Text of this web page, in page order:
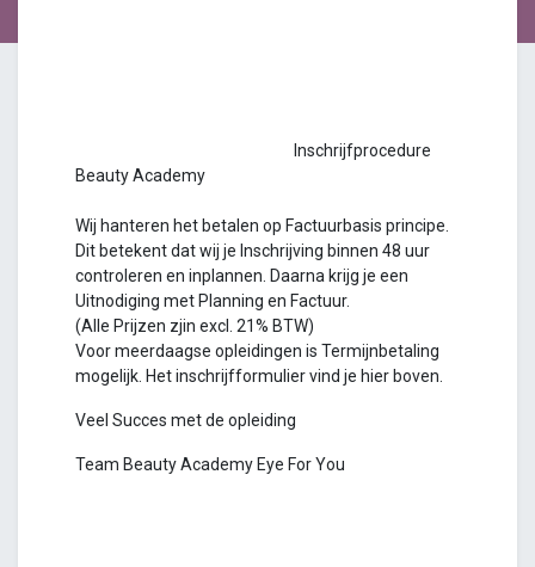
Inschrijfprocedure
Beauty Academy
Wij hanteren het betalen op Factuurbasis principe.
Dit betekent dat wij je Inschrijving binnen 48 uur
controleren en inplannen. Daarna krijg je een
Uitnodiging met Planning en Factuur.
(Alle Prijzen zjin excl. 21% BTW)
Voor meerdaagse opleidingen is Termijnbetaling
mogelijk. Het inschrijfformulier vind je hier boven.
Veel Succes met de opleiding
Team Beauty Academy Eye For You